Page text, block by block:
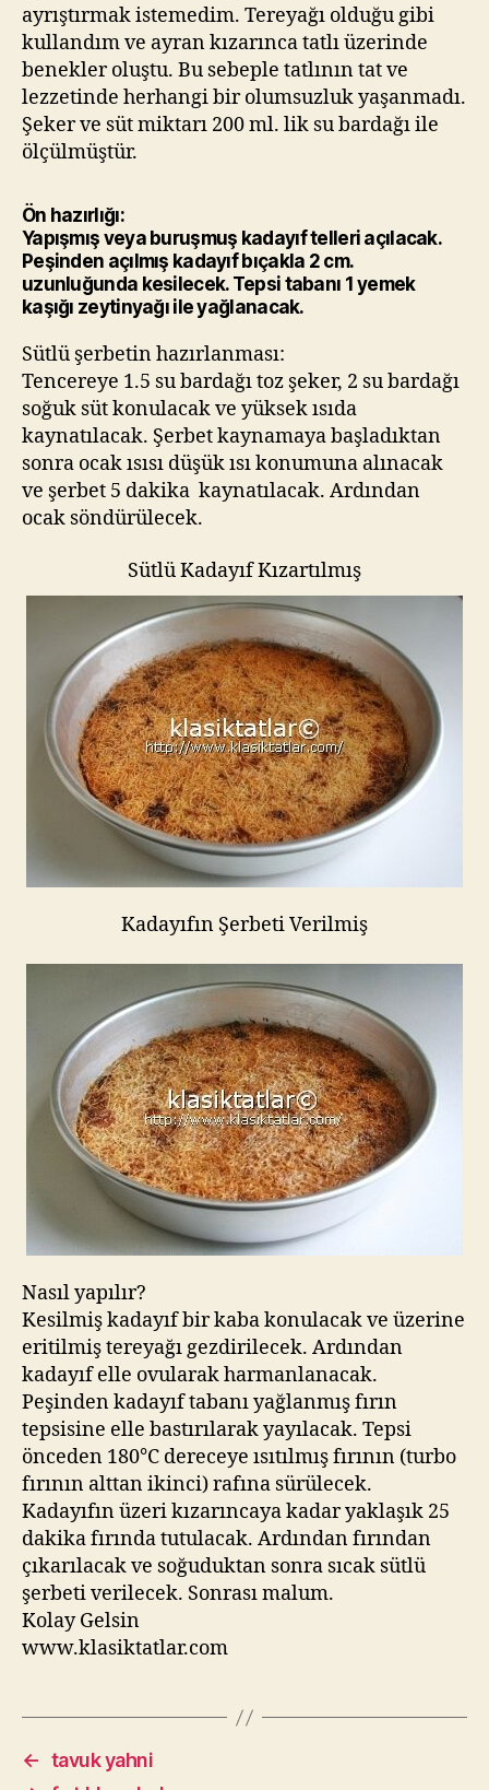
ayrıştırmak istemedim. Tereyağı olduğu gibi
kullandım ve ayran kızarınca tatlı üzerinde
benekler oluştu. Bu sebeple tatlının tat ve
lezzetinde herhangi bir olumsuzluk yaşanmadı.
Şeker ve süt miktarı 200 ml. lik su bardağı ile
ölçülmüştür.
Ön hazırlığı:
Yapışmış veya buruşmuş kadayıf telleri açılacak.
Peşinden açılmış kadayıf bıçakla 2 cm.
uzunluğunda kesilecek. Tepsi tabanı 1 yemek
kaşığı zeytinyağı ile yağlanacak.
Sütlü şerbetin hazırlanması:
Tencereye 1.5 su bardağı toz şeker, 2 su bardağı
soğuk süt konulacak ve yüksek ısıda
kaynatılacak. Şerbet kaynamaya başladıktan
sonra ocak ısısı düşük ısı konumuna alınacak
ve şerbet 5 dakika kaynatılacak. Ardından
ocak söndürülecek.
Sütlü Kadayıf Kızartılmış
Kadayıfın Şerbeti Verilmiş
Nasıl yapılır?
Kesilmiş kadayıf bir kaba konulacak ve üzerine
eritilmiş tereyağı gezdirilecek. Ardından
kadayıf elle ovularak harmanlanacak.
Peşinden kadayıf tabanı yağlanmış fırın
tepsisine elle bastırılarak yayılacak. Tepsi
önceden 180°C dereceye ısıtılmış fırının (turbo
fırının alttan ikinci) rafına sürülecek.
Kadayıfın üzeri kızarıncaya kadar yaklaşık 25
dakika fırında tutulacak. Ardından fırından
çıkarılacak ve soğuduktan sonra sıcak sütlü
şerbeti verilecek. Sonrası malum.
Kolay Gelsin
www.klasiktatlar.com
← tavuk yahni